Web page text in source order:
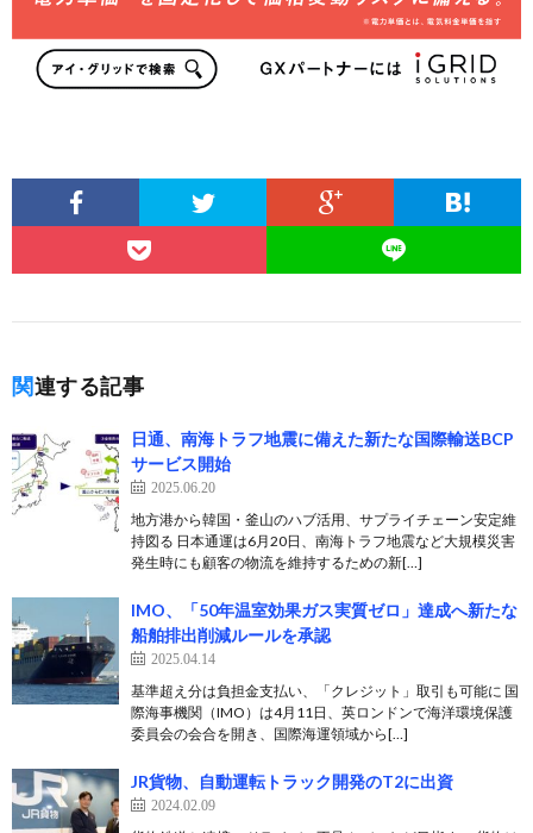
関連する記事
日通、南海トラフ地震に備えた新たな国際輸送BCP
サービス開始
2025.06.20
地方港から韓国・釜山のハブ活用、サプライチェーン安定維
持図る 日本通運は6月20日、南海トラフ地震など大規模災害
発生時にも顧客の物流を維持するための新[…]
IMO、「50年温室効果ガス実質ゼロ」達成へ新たな
船舶排出削減ルールを承認
2025.04.14
基準超え分は負担金支払い、「クレジット」取引も可能に 国
際海事機関（IMO）は4月11日、英ロンドンで海洋環境保護
委員会の会合を開き、国際海運領域から[…]
JR貨物、自動運転トラック開発のT2に出資
2024.02.09